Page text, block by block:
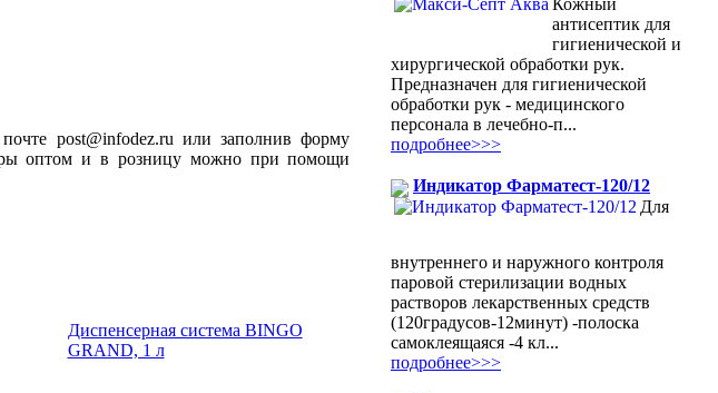
post@infodez.ru или заполнив форму
оптом и в розницу можно при помощи
Диспенсерная система BINGO
GRAND, 1 л
антисептик для
гигиенической и
хирургической обработки рук.
Предназначен для гигиенической
обработки рук - медицинского
персонала в лечебно-п...
подробнее>>>
Индикатор Фарматест-120/12
Для
внутреннего и наружного контроля
паровой стерилизации водных
растворов лекарственных средств
(120градусов-12минут) -полоска
самоклеящаяся -4 кл...
подробнее>>>